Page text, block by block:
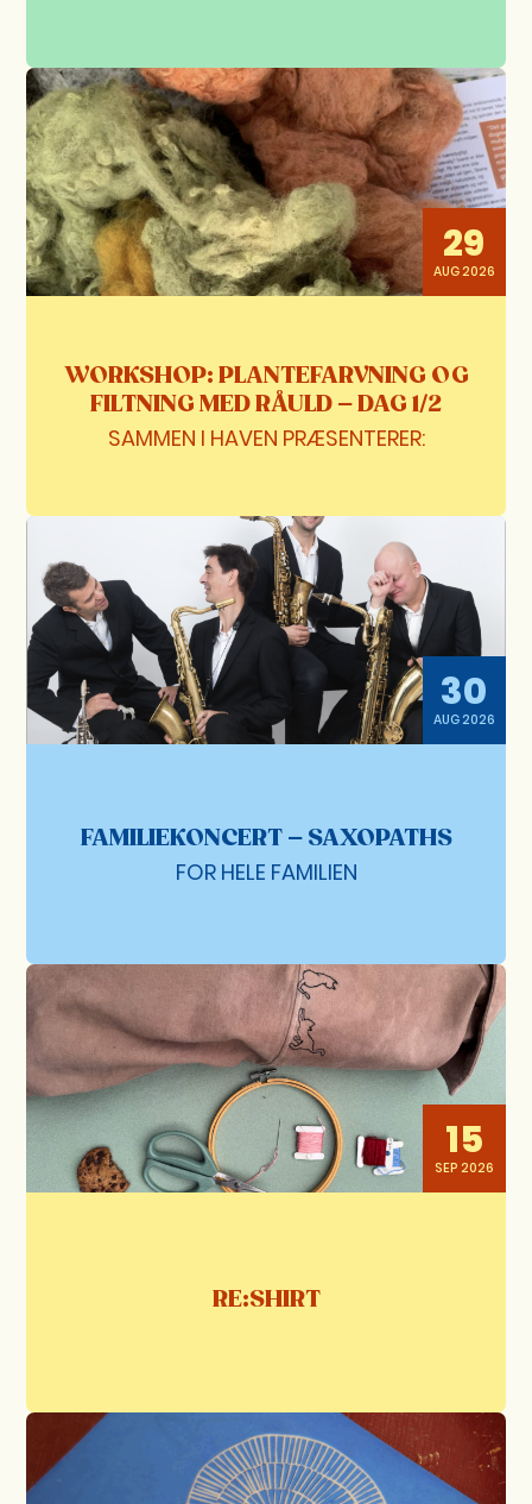
29
AUG 2026
WORKSHOP: PLANTEFARVNING OG
FILTNING MED RÅULD – DAG 1/2
SAMMEN I HAVEN PRÆSENTERER:
30
AUG 2026
FAMILIEKONCERT – SAXOPATHS
FOR HELE FAMILIEN
15
SEP 2026
RE:SHIRT